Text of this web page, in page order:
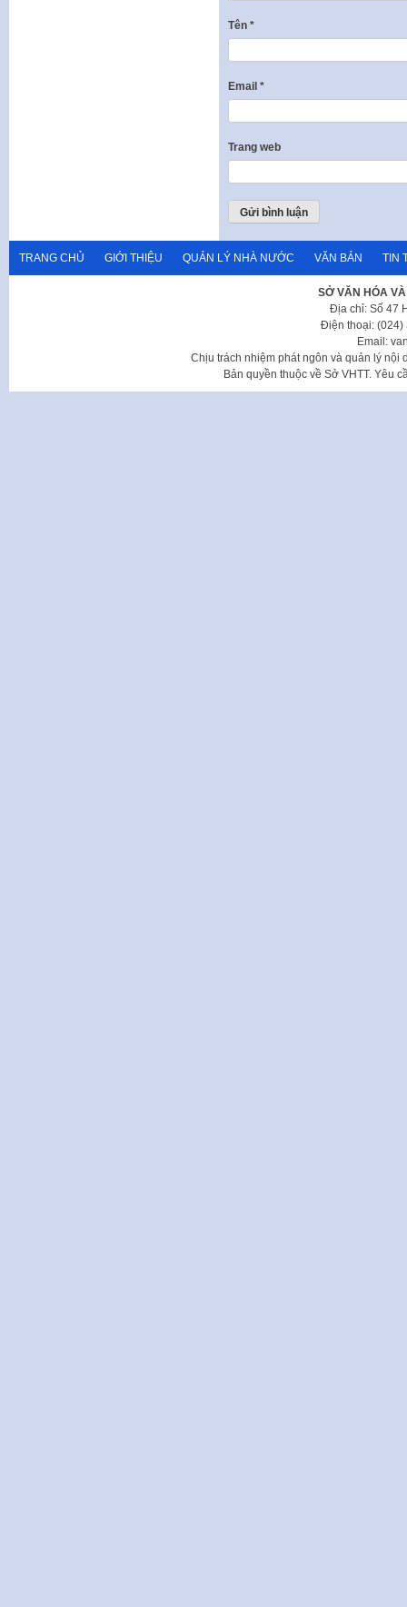
Tên *
Email *
Trang web
TRANG CHỦ GIỚI THIỆU QUẢN LÝ NHÀ NƯỚC VĂN BẢN TIN
SỞ VĂN HÓA
Địa chỉ: Số 47
Điện thoại: (024)
Email:
Chịu trách nhiệm phát ngôn và quản lý nội
Bản quyền thuộc về Sở VHTT. Yêu